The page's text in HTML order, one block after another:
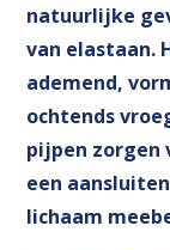
natuurlijke
van elastaan.
ademend,
ochtends
pijpen zorgen
een
lichaam